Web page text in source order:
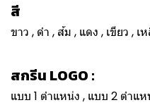
สี
ขาว , ดำ , ส้ม , แดง , เขียว , เ
สกรีน LOGO :
แบบ 1 ตำแหน่ง , แบบ 2 ตำแ